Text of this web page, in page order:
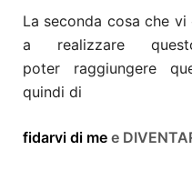
La seconda cosa che
a realizzare
poter raggiungere
quindi di
fidarvi di me e